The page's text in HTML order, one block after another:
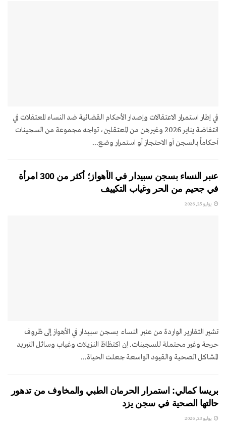
في إطار استمرار الاعتقالات وإصدار الأحكام القضائية ضد النساء المعتقلات في
انتفاضة يناير 2026 وغيرهن من المعتقلين، تواجه مجموعة من السجينات
أحكاماً بالسجن أو الاحتجاز أو استمرار وضع...
عنبر النساء بسجن سبيدار في الأهواز؛ أكثر من 300 امرأة
في جحيم من الحر وغياب التكييف
يوليو 25, 2026
تشير التقارير الواردة من عنبر النساء بسجن سبيدار في الأهواز إلى ظروف
حرجة وغير محتملة للسجينات. إن اكتظاظ النزيلات وغياب وسائل التبريد
المشاكل الصحية والقيود الواسعة جعلت الحياة...
بريسا كمالي: استمرار الحرمان الطبي والمخاوف من تدهور
حالتها الصحية في سجن يزد
يوليو 23, 2026